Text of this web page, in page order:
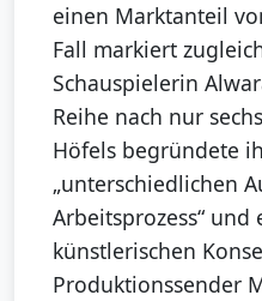
einen Marktanteil
Fall markiert
Schauspielerin
Reihe nach nur
Höfels begründete
„unterschiedlichen
Arbeitsprozess“ und
künstlerischen
Produktionssender